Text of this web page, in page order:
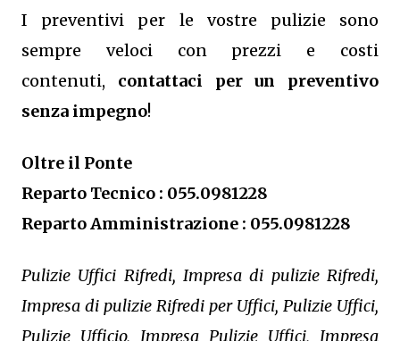
I preventivi per le vostre pulizie sono
sempre veloci con prezzi e costi
contenuti, contattaci per un preventivo
senza impegno!
Oltre il Ponte
Reparto Tecnico : 055.0981228
Reparto Amministrazione : 055.0981228
Pulizie Uffici Rifredi, Impresa di pulizie Rifredi,
Impresa di pulizie Rifredi per Uffici, Pulizie Uffici,
Pulizie Ufficio, Impresa Pulizie Uffici, Impresa